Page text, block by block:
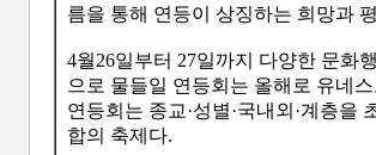
름을 통해 연등이 상징하는 희망과
4월26일부터 27일까지 다양한 문화
으로 물들일 연등회는 올해로 유네
연등회는 종교·성별·국내외·계층을
합의 축제다.